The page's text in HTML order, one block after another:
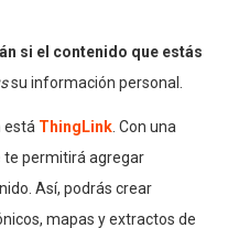
si el contenido que estás
su información personal.
está ThingLink . Con una
te permitirá agregar
Así, podrás crear
mapas y extractos de